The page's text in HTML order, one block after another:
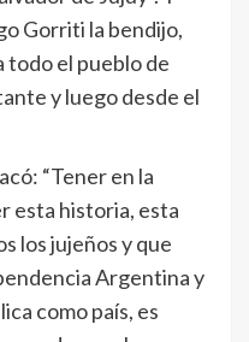
Gorriti la bendijo,
todo el pueblo de
y luego desde el
“Tener en la
esta historia, esta
los jujeños y que
Argentina y
como país, es